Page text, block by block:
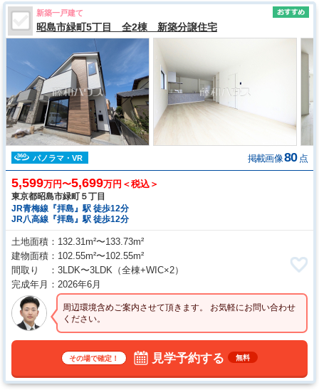
新築一戸建て
昭島市緑町5丁目 全2棟 新築分譲住宅
パノラマ・VR 掲載画像80 点
5,599万円〜5,699万円＜税込＞
東京都昭島市緑町５丁目
JR青梅線『拝島』駅 徒歩12分
JR八高線『拝島』駅 徒歩12分
土地面積
132.31m²〜133.73m²
建物面積
102.55m²〜102.55m²
間取り
3LDK〜3LDK （全棟+WIC×2）
完成年月
2026年6月
周辺環境含めご案内させて頂きます。 お気軽にお問い合わせ
ください。
その場で確定！ 見学予約する 無料